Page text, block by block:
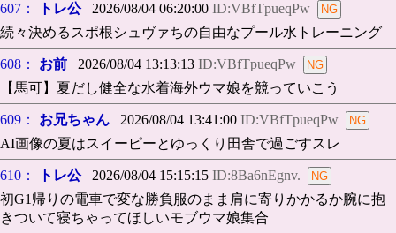
607： トレ公2026/08/04 06:20:00 ID:VBfTpueqPw
続々決めるスポ根シュヴァちの自由なプール水トレーニング
608： お前 2026/08/04 13:13:13 ID:VBfTpueqPw
【馬可】夏だし健全な水着海外ウマ娘を競っていこう
609： お兄ちゃん 2026/08/04 13:41:00 ID:VBfTpueqPw
AI画像の夏はスイーピーとゆっくり田舎で過ごすスレ
610： トレ公2026/08/04 15:15:15 ID:8Ba6nEgnv.
初G1帰りの電車で変な勝負服のまま肩に寄りかかるか腕に抱
きついて寝ちゃってほしいモブウマ娘集合